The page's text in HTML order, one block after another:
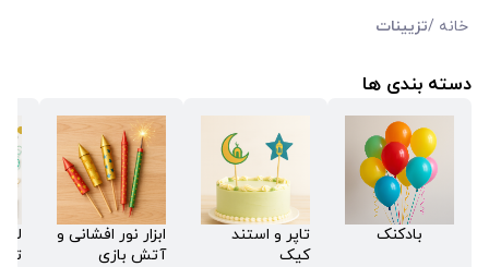
خانه /تزیینات
دسته بندی ها
بادکنک
تاپر و استند
کیک
ابزار نور افشانی و
آتش بازی
فیلترها
موجودی
نمایش همه محصولات